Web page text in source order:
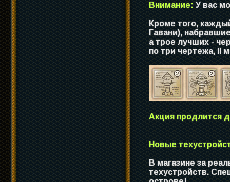
Внимание: У вас
Кроме того,
Гавани),
а трое лучших -
по три чертежа, II
Акция продлится
Новые
В магазине за
техустройств.